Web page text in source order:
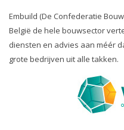
Embuild (De Confederatie
België de hele bouwsector
diensten en advies aan méér
grote bedrijven uit alle takken.